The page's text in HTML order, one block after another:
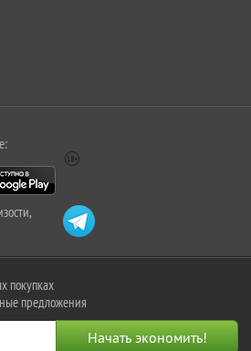
покупках
предложения